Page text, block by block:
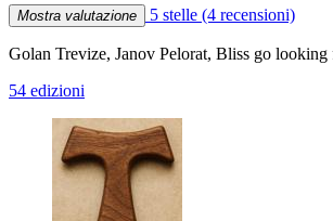
Mostra valutazione 5 stelle (4 recensioni)
Golan Trevize, Janov Pelorat, Bliss go looking
54 edizioni